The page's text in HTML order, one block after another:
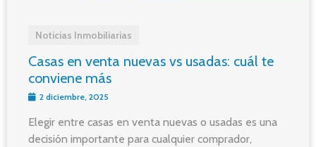
Noticias Inmobiliarias
Casas en venta nuevas vs usadas: cuál te
conviene más
2 diciembre, 2025
Elegir entre casas en venta nuevas o usadas es una
decisión importante para cualquier comprador,